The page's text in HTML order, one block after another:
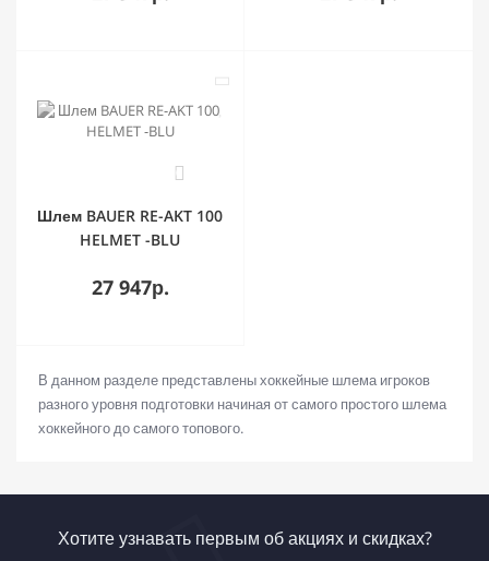
0
Шлем BAUER RE-AKT 100
HELMET -BLU
27 947р.
В данном разделе представлены хоккейные шлема игроков
разного уровня подготовки начиная от самого простого шлема
хоккейного до самого топового.
Хотите узнавать первым об акциях и скидках?